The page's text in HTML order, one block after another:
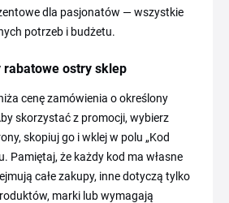
dla pasjonatów — wszystkie
potrzeb i budżetu.
rabatowe ostry sklep
cenę zamówienia o określony
skorzystać z promocji, wybierz
skopiuj go i wklej w polu „Kod
Pamiętaj, że każdy kod ma własne
całe zakupy, inne dotyczą tylko
marki lub wymagają